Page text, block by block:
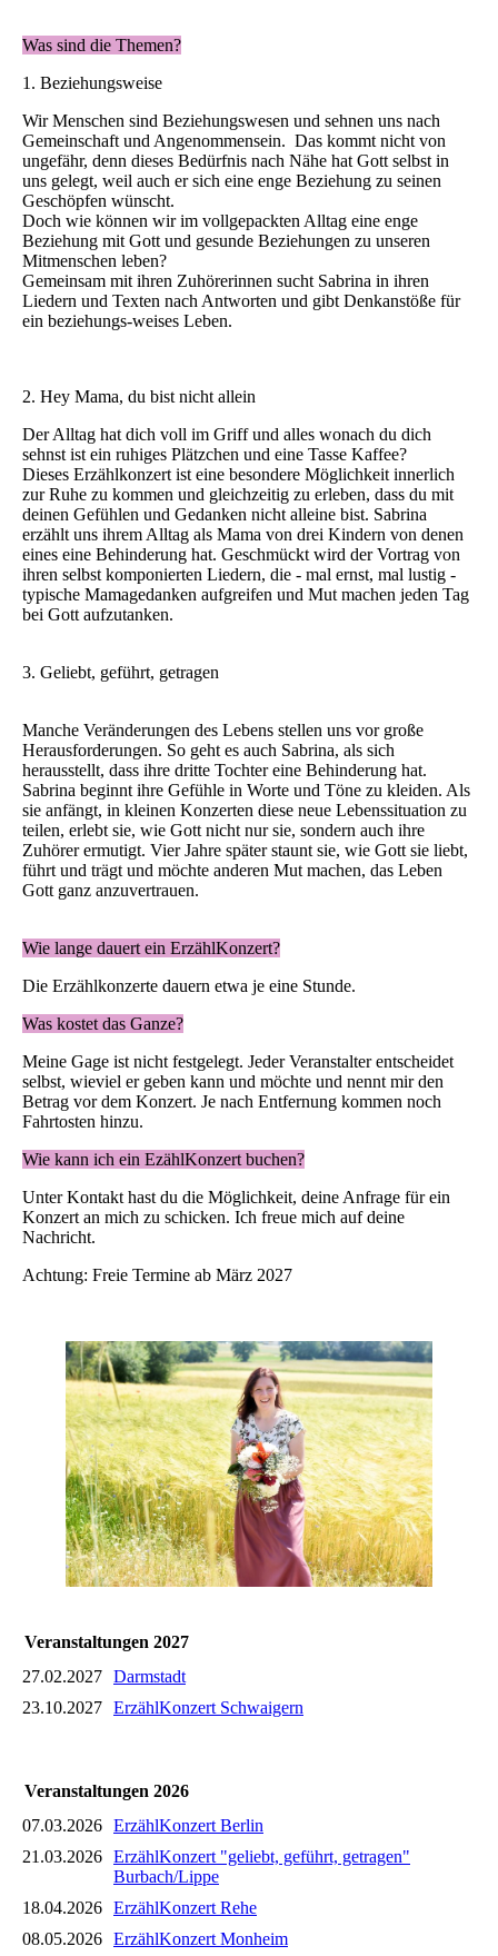
Was sind die Themen?
1. Beziehungsweise
Wir Menschen sind Beziehungswesen und sehnen uns nach
Gemeinschaft und Angenommensein. Das kommt nicht von
ungefähr, denn dieses Bedürfnis nach Nähe hat Gott selbst in
uns gelegt, weil auch er sich eine enge Beziehung zu seinen
Geschöpfen wünscht.
Doch wie können wir im vollgepackten Alltag eine enge
Beziehung mit Gott und gesunde Beziehungen zu unseren
Mitmenschen leben?
Gemeinsam mit ihren Zuhörerinnen sucht Sabrina in ihren
Liedern und Texten nach Antworten und gibt Denkanstöße für
ein beziehungs-weises Leben.
2. Hey Mama, du bist nicht allein
Der Alltag hat dich voll im Griff und alles wonach du dich
sehnst ist ein ruhiges Plätzchen und eine Tasse Kaffee?
Dieses Erzählkonzert ist eine besondere Möglichkeit innerlich
zur Ruhe zu kommen und gleichzeitig zu erleben, dass du mit
deinen Gefühlen und Gedanken nicht alleine bist. Sabrina
erzählt uns ihrem Alltag als Mama von drei Kindern von denen
eines eine Behinderung hat. Geschmückt wird der Vortrag von
ihren selbst komponierten Liedern, die - mal ernst, mal lustig -
typische Mamagedanken aufgreifen und Mut machen jeden Tag
bei Gott aufzutanken.
3. Geliebt, geführt, getragen
Manche Veränderungen des Lebens stellen uns vor große
Herausforderungen. So geht es auch Sabrina, als sich
herausstellt, dass ihre dritte Tochter eine Behinderung hat.
Sabrina beginnt ihre Gefühle in Worte und Töne zu kleiden. Als
sie anfängt, in kleinen Konzerten diese neue Lebenssituation zu
teilen, erlebt sie, wie Gott nicht nur sie, sondern auch ihre
Zuhörer ermutigt. Vier Jahre später staunt sie, wie Gott sie liebt,
führt und trägt und möchte anderen Mut machen, das Leben
Gott ganz anzuvertrauen.
Wie lange dauert ein ErzählKonzert?
Die Erzählkonzerte dauern etwa je eine Stunde.
Was kostet das Ganze?
Meine Gage ist nicht festgelegt. Jeder Veranstalter entscheidet
selbst, wieviel er geben kann und möchte und nennt mir den
Betrag vor dem Konzert. Je nach Entfernung kommen noch
Fahrtosten hinzu.
Wie kann ich ein EzählKonzert buchen?
Unter Kontakt hast du die Möglichkeit, deine Anfrage für ein
Konzert an mich zu schicken. Ich freue mich auf deine
Nachricht.
Achtung: Freie Termine ab März 2027
Veranstaltungen 2027
27.02.2027 Darmstadt
23.10.2027 ErzählKonzert Schwaigern
Veranstaltungen 2026
07.03.2026 ErzählKonzert Berlin
21.03.2026 ErzählKonzert "geliebt, geführt, getragen"
Burbach/Lippe
18.04.2026 ErzählKonzert Rehe
08.05.2026 ErzählKonzert Monheim